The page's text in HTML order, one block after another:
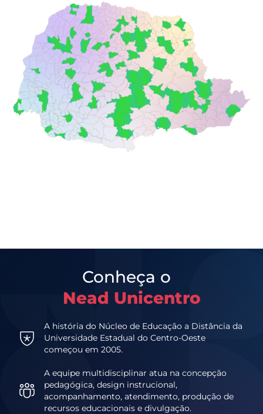
Conheça o
Nead Unicentro
A história do Núcleo de Educação a Distância da
Universidade Estadual do Centro-Oeste
começou em 2005.
A equipe multidisciplinar atua na concepção
pedagógica, design instrucional,
acompanhamento, atendimento, produção de
recursos educacionais e divulgação.